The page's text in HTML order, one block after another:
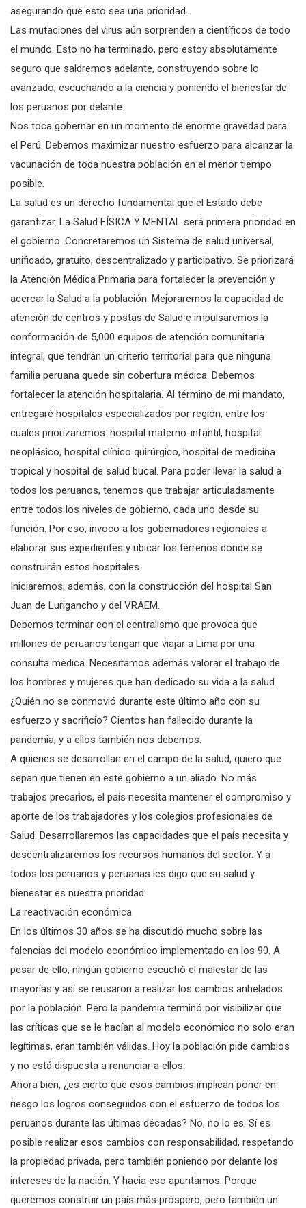
asegurando que esto sea una prioridad.
Las mutaciones del virus aún sorprenden a científicos de todo
el mundo. Esto no ha terminado, pero estoy absolutamente
seguro que saldremos adelante, construyendo sobre lo
avanzado, escuchando a la ciencia y poniendo el bienestar de
los peruanos por delante.
Nos toca gobernar en un momento de enorme gravedad para
el Perú. Debemos maximizar nuestro esfuerzo para alcanzar la
vacunación de toda nuestra población en el menor tiempo
posible.
La salud es un derecho fundamental que el Estado debe
garantizar. La Salud FÍSICA Y MENTAL será primera prioridad en
el gobierno. Concretaremos un Sistema de salud universal,
unificado, gratuito, descentralizado y participativo. Se priorizará
la Atención Médica Primaria para fortalecer la prevención y
acercar la Salud a la población. Mejoraremos la capacidad de
atención de centros y postas de Salud e impulsaremos la
conformación de 5,000 equipos de atención comunitaria
integral, que tendrán un criterio territorial para que ninguna
familia peruana quede sin cobertura médica. Debemos
fortalecer la atención hospitalaria. Al término de mi mandato,
entregaré hospitales especializados por región, entre los
cuales priorizaremos: hospital materno-infantil, hospital
neoplásico, hospital clínico quirúrgico, hospital de medicina
tropical y hospital de salud bucal. Para poder llevar la salud a
todos los peruanos, tenemos que trabajar articuladamente
entre todos los niveles de gobierno, cada uno desde su
función. Por eso, invoco a los gobernadores regionales a
elaborar sus expedientes y ubicar los terrenos donde se
construirán estos hospitales.
Iniciaremos, además, con la construcción del hospital San
Juan de Lurigancho y del VRAEM.
Debemos terminar con el centralismo que provoca que
millones de peruanos tengan que viajar a Lima por una
consulta médica. Necesitamos además valorar el trabajo de
los hombres y mujeres que han dedicado su vida a la salud.
¿Quién no se conmovió durante este último año con su
esfuerzo y sacrificio? Cientos han fallecido durante la
pandemia, y a ellos también nos debemos.
A quienes se desarrollan en el campo de la salud, quiero que
sepan que tienen en este gobierno a un aliado. No más
trabajos precarios, el país necesita mantener el compromiso y
aporte de los trabajadores y los colegios profesionales de
Salud. Desarrollaremos las capacidades que el país necesita y
descentralizaremos los recursos humanos del sector. Y a
todos los peruanos y peruanas les digo que su salud y
bienestar es nuestra prioridad.
La reactivación económica
En los últimos 30 años se ha discutido mucho sobre las
falencias del modelo económico implementado en los 90. A
pesar de ello, ningún gobierno escuchó el malestar de las
mayorías y así se reusaron a realizar los cambios anhelados
por la población. Pero la pandemia terminó por visibilizar que
las críticas que se le hacían al modelo económico no solo eran
legítimas, eran también válidas. Hoy la población pide cambios
y no está dispuesta a renunciar a ellos.
Ahora bien, ¿es cierto que esos cambios implican poner en
riesgo los logros conseguidos con el esfuerzo de todos los
peruanos durante las últimas décadas? No, no lo es. Sí es
posible realizar esos cambios con responsabilidad, respetando
la propiedad privada, pero también poniendo por delante los
intereses de la nación. Y hacia eso apuntamos. Porque
queremos construir un país más próspero, pero también un